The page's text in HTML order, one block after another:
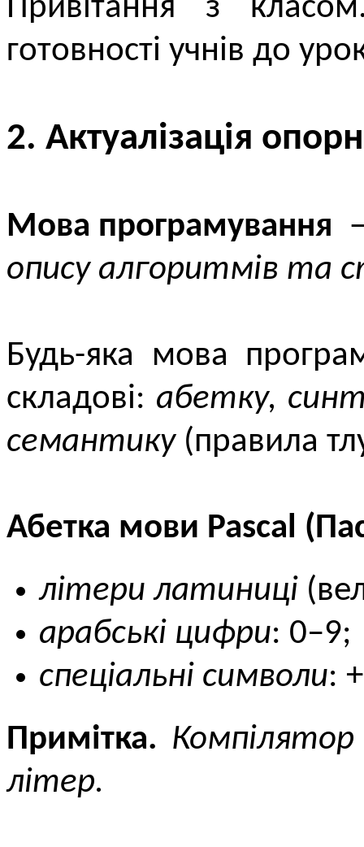
Привітання з
готовності учнів до
2. Актуалізація
Мова програмування
опису алгоритмів та
Будь-яка мова
складові: абетку,
семантику(правила
Абетка мови Pascal
літери латиниці
арабські цифри: 0–9;
cпеціальні символи:
Примітка. Компілятор
літер.